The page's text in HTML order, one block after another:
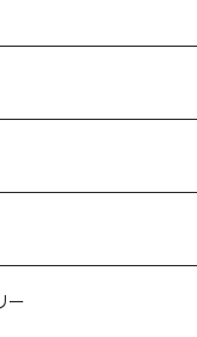
・アウター
カーフ
ー